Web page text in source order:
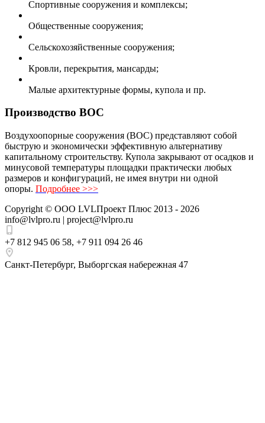
Спортивные сооружения и комплексы;
Общественные сооружения;
Сельскохозяйственные сооружения;
Кровли, перекрытия, мансарды;
Малые архитектурные формы, купола и пр.
Производство ВОС
Воздухоопорные сооружения (ВОС) представляют собой
быструю и экономически эффективную альтернативу
капитальному строительству. Купола закрывают от осадков и
минусовой температуры площадки практически любых
размеров и конфигураций, не имея внутри ни одной
опоры. Подробнее >>>
Copyright © ООО LVLПроект Плюс 2013 - 2026
info@lvlpro.ru | project@lvlpro.ru
+7 812 945 06 58, +7 911 094 26 46
Санкт-Петербург, Выборгская набережная 47